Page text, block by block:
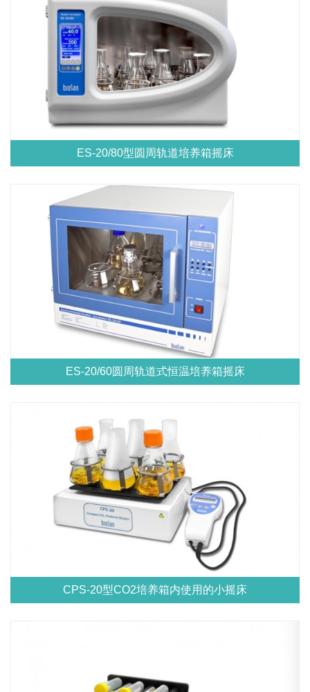
ES-20/80型圆周轨道培养箱摇床
ES-20/60圆周轨道式恒温培养箱摇床
CPS-20型CO2培养箱内使用的小摇床